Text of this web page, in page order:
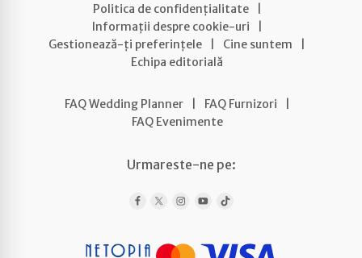
Politica de confidențialitate
Informații despre cookie-uri
Gestionează-ți preferințele
Cine suntem
Echipa editorială
FAQ Wedding Planner FAQ Furnizori
FAQ Evenimente
Urmareste-ne pe: